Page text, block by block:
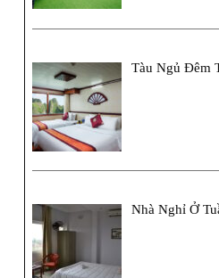
Tàu Ngủ Đêm
Nhà Nghỉ Ở